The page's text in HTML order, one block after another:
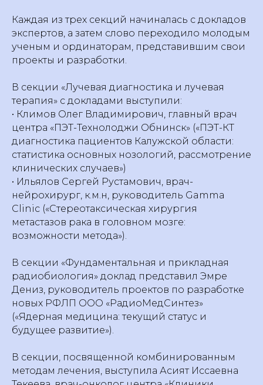
Каждая из трех секций начиналась с докладов
экспертов, а затем слово переходило молодым
ученым и ординаторам, представившим свои
проекты и разработки.
В секции «Лучевая диагностика и лучевая
терапия» с докладами выступили:
• Климов Олег Владимирович, главный врач
центра «ПЭТ-Технолоджи Обнинск» («ПЭТ-КТ
диагностика пациентов Калужской области:
статистика основных нозологий, рассмотрение
клинических случаев»)
• Ильялов Сергей Рустамович, врач-
нейрохирург, к.м.н, руководитель Gamma
Clinic («Стереотаксическая хирургия
метастазов рака в головном мозге:
возможности метода»).
В секции «Фундаментальная и прикладная
радиобиология» доклад представил Эмре
Дениз, руководитель проектов по разработке
новых РФЛП ООО «РадиоМедСинтез»
(«Ядерная медицина: текущий статус и
будущее развитие»).
В секции, посвященной комбинированным
методам лечения, выступила Асият Иссаевна